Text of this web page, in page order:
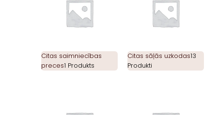
Citas saimniecības
preces1 Produkts
Citas sāļās uzkodas13
Produkti